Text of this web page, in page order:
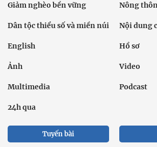
Giảm nghèo bền vững Nông
Dân tộc thiểu số và miền núi Nội dung
English Hồ sơ
Ảnh Video
Multimedia Podcast
24h qua
Tuyến bài